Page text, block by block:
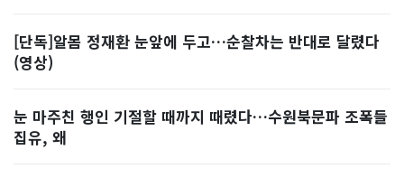
[단독]알몸 정재환 눈앞에 두고…순찰차는 반대로 달렸다
(영상)
눈 마주친 행인 기절할 때까지 때렸다…수원북문파 조폭들
집유, 왜